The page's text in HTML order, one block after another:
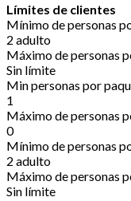
Límites de clientes
Mínimo de personas
2 adulto
Máximo de personas
Sin límite
Min personas por
1
Máximo de personas
0
Mínimo de personas
2 adulto
Máximo de personas
Sin límite